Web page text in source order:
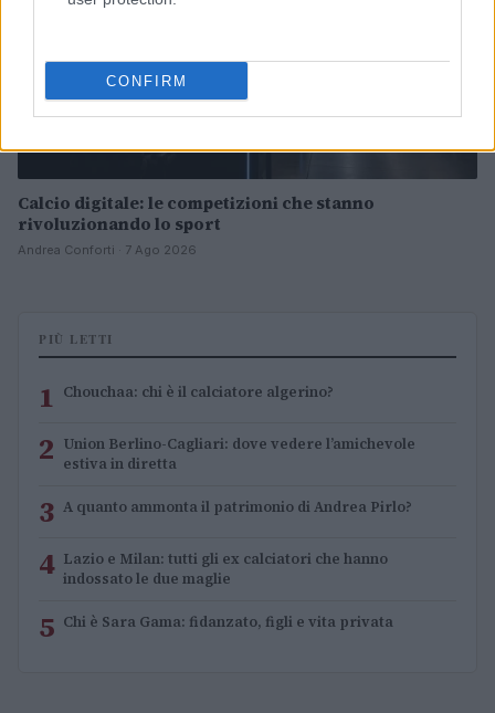
CONFIRM
Calcio digitale: le competizioni che stanno
rivoluzionando lo sport
Andrea Conforti · 7 Ago 2026
PIÙ LETTI
1 Chouchaa: chi è il calciatore algerino?
2 Union Berlino-Cagliari: dove vedere l’amichevole
estiva in diretta
3 A quanto ammonta il patrimonio di Andrea Pirlo?
4 Lazio e Milan: tutti gli ex calciatori che hanno
indossato le due maglie
5 Chi è Sara Gama: fidanzato, figli e vita privata